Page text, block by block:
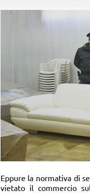
Eppure la normativa di
vietato il commercio